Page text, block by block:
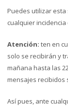
Puedes utilizar esta
cualquier
Atención: ten en
solo se recibirán y
mañana hasta las
mensajes recibidos
Así pues, ante